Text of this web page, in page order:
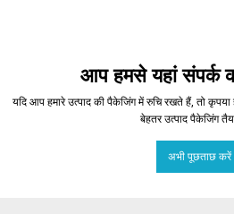
आप हमसे यहां संपर्क
यदि आप हमारे उत्पाद की पैकेजिंग में रुचि रखते हैं, तो
बेहतर उत्पाद पैकेजिंग
अभी पूछताछ करें